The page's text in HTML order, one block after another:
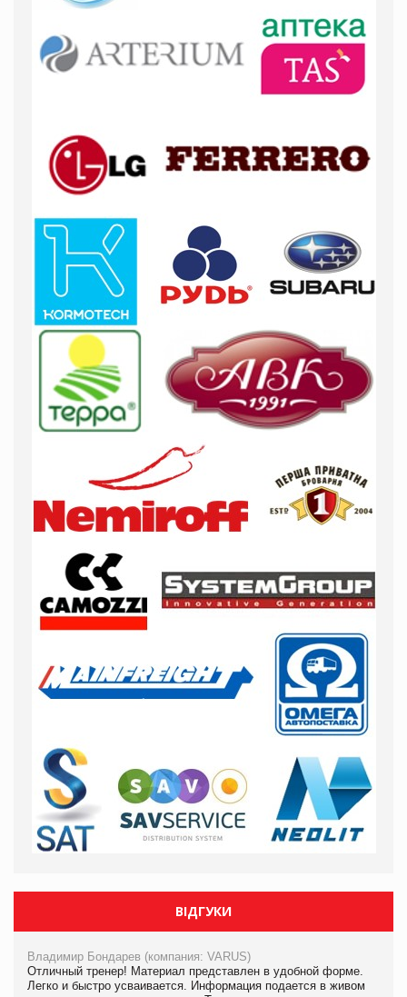
ВІДГУКИ
Владимир Бондарев (компания: VARUS)
Отличный тренер! Материал представлен в удобной форме.
Легко и быстро усваивается. Информация подается в живом